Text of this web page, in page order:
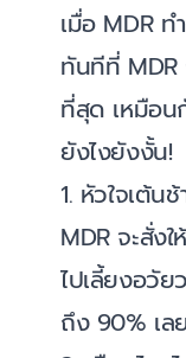
เมื่อ MDR ท
ทันทีที่ MDR
ที่สุด เหมือ
ยังไงยังงั้น!
1. หัวใจเต้น
MDR จะสั่ง
ไปเลี้ยงอวั
ถึง 90% เล